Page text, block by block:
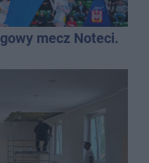
mecz Noteci.